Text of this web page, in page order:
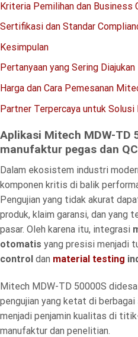
Kriteria Pemilihan dan
Sertifikasi dan Standar
Kesimpulan
Pertanyaan yang Sering Diajukan
Harga dan Cara Pemesanan
Partner Terpercaya untuk
Aplikasi Mitech MDW-TD
manufaktur pegas dan QC
Dalam ekosistem industri
komponen kritis di balik
Pengujian yang tidak akurat
produk, klaim garansi, dan yang
pasar. Oleh karena itu, integrasi
otomatis yang presisi menjadi
control dan material testing
Mitech MDW-TD 50000S
pengujian yang ketat di berbagai
menjadi penjamin kualitas di
manufaktur dan penelitian.